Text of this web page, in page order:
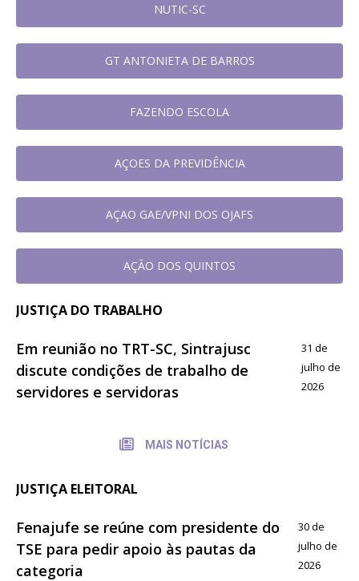
NUTIC-SC
GT ANTONIETA DE BARROS
FAZENDO ESCOLA
AÇOES DA PREVIDÊNCIA
AÇAO GAE/VPNI DOS OJAFS
AÇÃO DOS QUINTOS
JUSTIÇA DO TRABALHO
Em reunião no TRT-SC, Sintrajusc
discute condições de trabalho de
servidores e servidoras
31 de
julho de
2026
MAIS NOTÍCIAS
JUSTIÇA ELEITORAL
Fenajufe se reúne com presidente do
TSE para pedir apoio às pautas da
categoria
30 de
julho de
2026